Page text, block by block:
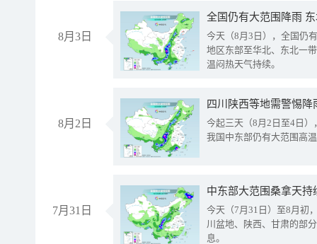
8月3日
全国仍有大范围降雨
今天（8月3日），全国仍
地区东部至华北、东北一
温闷热天气持续。
8月2日
今起三天（8月2日至4日
我国中东部仍有大范围高
7月31日
中东部大范围桑拿天
今天（7月31日）至8月初
川盆地、陕西、甘肃的部
息。